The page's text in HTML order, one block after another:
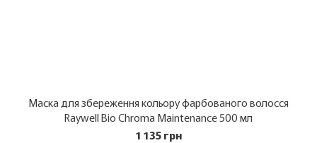
Маска для збереження кольору фарбованого волосся
Raywell Bio Chroma Maintenance 500 мл
1 135 грн